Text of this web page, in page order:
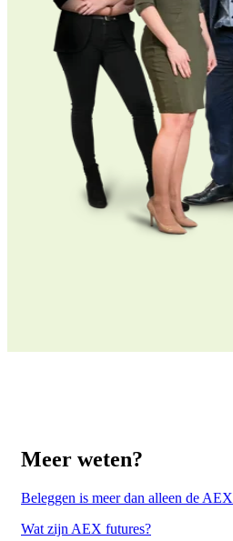
Meer weten?
Beleggen is meer dan alleen de AEX
Wat zijn AEX futures?